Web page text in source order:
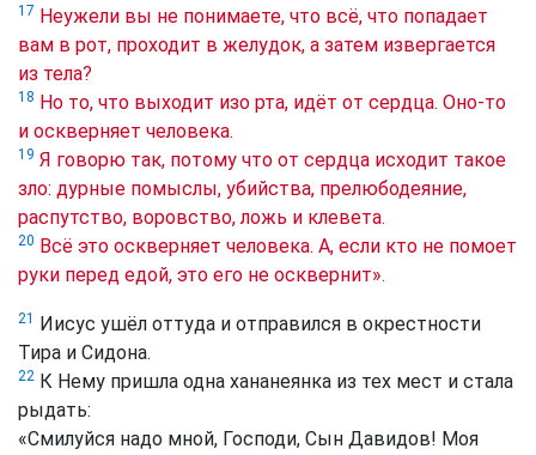
17 Неужели вы не понимаете, что всё, что попадает
вам в рот, проходит в желудок, а затем извергается
из тела?
18 Но то, что выходит изо рта, идёт от сердца. Оно-то
и оскверняет человека.
19 Я говорю так, потому что от сердца исходит такое
зло: дурные помыслы, убийства, прелюбодеяние,
распутство, воровство, ложь и клевета.
20 Всё это оскверняет человека. А, если кто не помоет
руки перед едой, это его не осквернит».
21 Иисус ушёл оттуда и отправился в окрестности
Тира и Сидона.
22 К Нему пришла одна хананеянка из тех мест и стала
рыдать:
«Смилуйся надо мной, Господи, Сын Давидов! Моя